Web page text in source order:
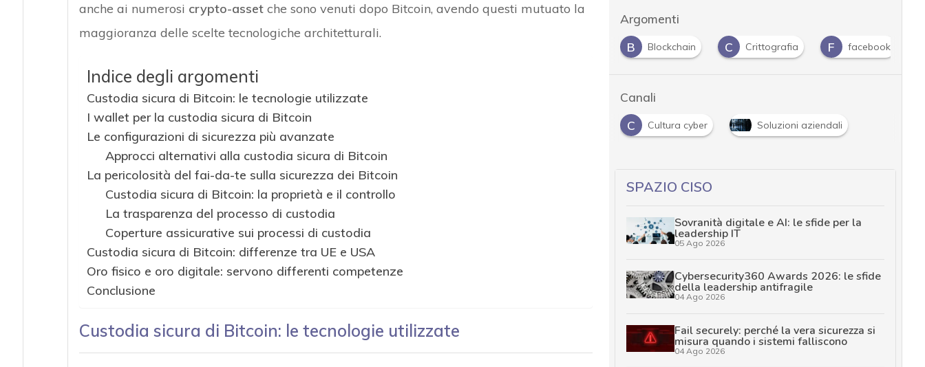
anche ai numerosi crypto-assetche sono venuti dopo Bitcoin, avendo questi mutuato la
maggioranza delle scelte tecnologiche architetturali.
Indice degli argomenti
Custodia sicura di Bitcoin: le tecnologie utilizzate
I wallet per la custodia sicura di Bitcoin
Le configurazioni di sicurezza più avanzate
Approcci alternativi alla custodia sicura di Bitcoin
La pericolosità del fai-da-te sulla sicurezza dei Bitcoin
Custodia sicura di Bitcoin: la proprietà e il controllo
La trasparenza del processo di custodia
Coperture assicurative sui processi di custodia
Custodia sicura di Bitcoin: differenze tra UE e USA
Oro fisico e oro digitale: servono differenti competenze
Conclusione
Custodia sicura di Bitcoin: le tecnologie utilizzate
Argomenti
B Blockchain C Crittografia F facebook
Canali
C
Cultura cyber Soluzioni aziendali
SPAZIO CISO
Sovranità digitale e AI: le sfide per la
leadership IT
05 Ago 2026
Cybersecurity360 Awards 2026: le sfide
della leadership antifragile
04 Ago 2026
Fail securely: perché la vera sicurezza si
misura quando i sistemi falliscono
04 Ago 2026